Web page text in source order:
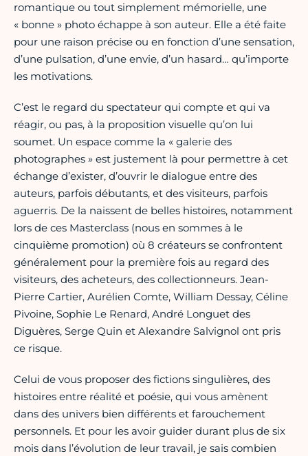
romantique ou tout simplement mémorielle, une
« bonne » photo échappe à son auteur. Elle a été faite
pour une raison précise ou en fonction d’une sensation,
d’une pulsation, d’une envie, d’un hasard… qu’importe
les motivations.
C’est le regard du spectateur qui compte et qui va
réagir, ou pas, à la proposition visuelle qu’on lui
soumet. Un espace comme la « galerie des
photographes » est justement là pour permettre à cet
échange d’exister, d’ouvrir le dialogue entre des
auteurs, parfois débutants, et des visiteurs, parfois
aguerris. De la naissent de belles histoires, notamment
lors de ces Masterclass (nous en sommes à le
cinquième promotion) où 8 créateurs se confrontent
généralement pour la première fois au regard des
visiteurs, des acheteurs, des collectionneurs. Jean-
Pierre Cartier, Aurélien Comte, William Dessay, Céline
Pivoine, Sophie Le Renard, André Longuet des
Diguères, Serge Quin et Alexandre Salvignol ont pris
ce risque.
Celui de vous proposer des fictions singulières, des
histoires entre réalité et poésie, qui vous amènent
dans des univers bien différents et farouchement
personnels. Et pour les avoir guider durant plus de six
mois dans l’évolution de leur travail, je sais combien